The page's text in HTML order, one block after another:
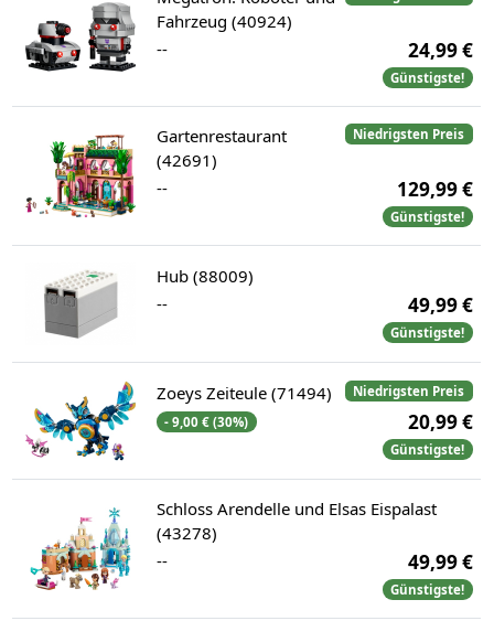
Fahrzeug (40924)
--
24,99 €
Günstigste!
Niedrigsten Preis
Gartenrestaurant
(42691)
--
129,99 €
Günstigste!
Hub (88009)
--
49,99 €
Günstigste!
Niedrigsten Preis
Zoeys Zeiteule (71494)
- 9,00 € (30%) 20,99 €
Günstigste!
Schloss Arendelle und Elsas Eispalast
(43278)
--
49,99 €
Günstigste!